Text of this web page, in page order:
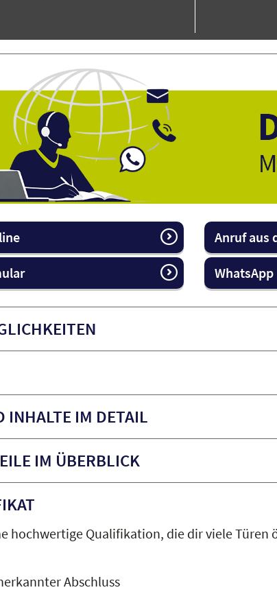
Anruf aus
WhatsApp
INHALTE IM DETAIL
IM ÜBERBLICK
hochwertige Qualifikation, die dir viele Türen
Abschluss